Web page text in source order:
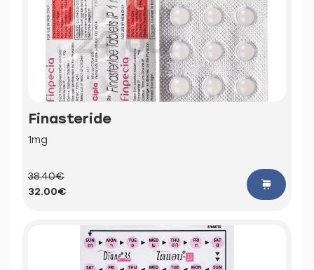
Finasteride
1mg
38.40€
32.00€